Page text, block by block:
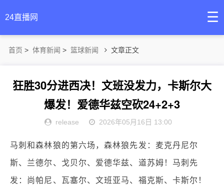
24直播网 ☰
首页 > 体育新闻 > 篮球新闻 文章正文
狂胜30分进西决！文班没发力，卡斯尔大
爆发！爱德华兹空砍24+2+3
release 2026年05月16日 13:00
马刺和森林狼的第六场，森林狼先发：麦克丹尼尔
斯、兰德尔、戈贝尔、爱德华兹、道苏姆！马刺先
发：尚帕尼、瓦塞尔、文班亚马、福克斯、卡斯尔！